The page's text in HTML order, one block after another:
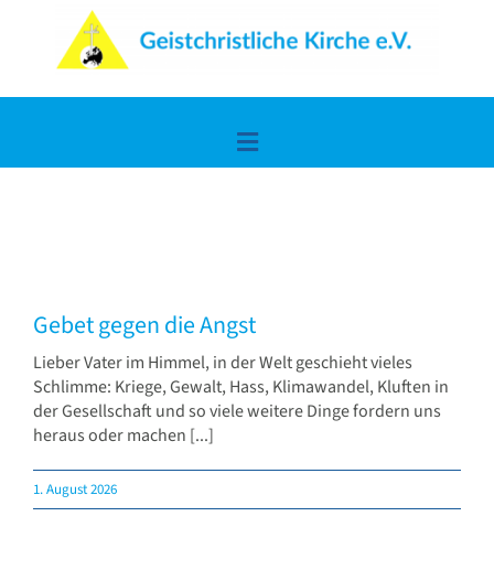
springen
Toggle
Die frohe Botschaft
Spiritualität & Wissen
Gebete
Gebet gegen die Angst
Lieber Vater im Himmel, in der Welt geschieht vieles
Schlimme: Kriege, Gewalt, Hass, Klimawandel, Kluften in
der Gesellschaft und so viele weitere Dinge fordern uns
heraus oder machen [...]
1. August 2026